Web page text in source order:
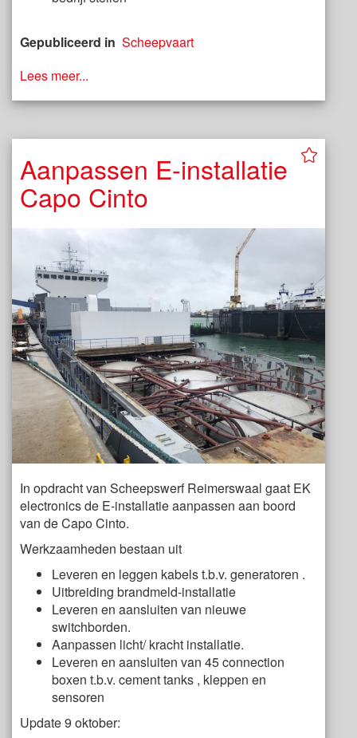
Gepubliceerd in Scheepvaart
Lees meer...
Aanpassen E-installatie
Capo Cinto
In opdracht van Scheepswerf Reimerswaal gaat EK
electronics de E-installatie aanpassen aan boord
van de Capo Cinto.
Werkzaamheden bestaan uit
Leveren en leggen kabels t.b.v. generatoren .
Uitbreiding brandmeld-installatie
Leveren en aansluiten van nieuwe
switchborden.
Aanpassen licht/ kracht installatie.
Leveren en aansluiten van 45 connection
boxen t.b.v. cement tanks , kleppen en
sensoren
Update 9 oktober: